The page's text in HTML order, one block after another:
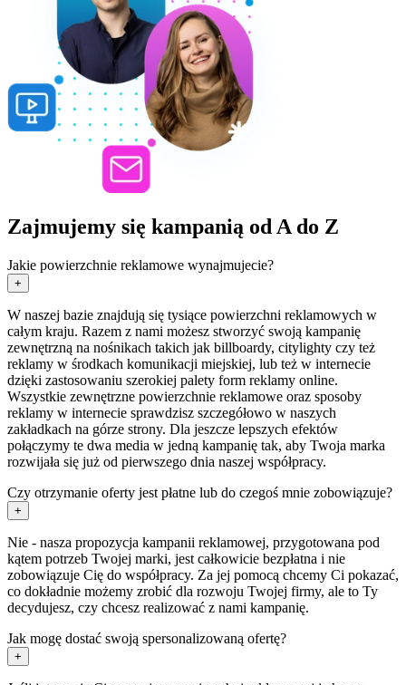
Zajmujemy się kampanią od A do Z
Jakie powierzchnie reklamowe wynajmujecie?
+
W naszej bazie znajdują się tysiące powierzchni reklamowych w
całym kraju. Razem z nami możesz stworzyć swoją kampanię
zewnętrzną na nośnikach takich jak billboardy, citylighty czy też
reklamy w środkach komunikacji miejskiej, lub też w internecie
dzięki zastosowaniu szerokiej palety form reklamy online.
Wszystkie zewnętrzne powierzchnie reklamowe oraz sposoby
reklamy w internecie sprawdzisz szczegółowo w naszych
zakładkach na górze strony. Dla jeszcze lepszych efektów
połączymy te dwa media w jedną kampanię tak, aby Twoja marka
rozwijała się już od pierwszego dnia naszej współpracy.
Czy otrzymanie oferty jest płatne lub do czegoś mnie zobowiązuje?
+
Nie - nasza propozycja kampanii reklamowej, przygotowana pod
kątem potrzeb Twojej marki, jest całkowicie bezpłatna i nie
zobowiązuje Cię do współpracy. Za jej pomocą chcemy Ci pokazać,
co dokładnie możemy zrobić dla rozwoju Twojej firmy, ale to Ty
decydujesz, czy chcesz realizować z nami kampanię.
Jak mogę dostać swoją spersonalizowaną ofertę?
+